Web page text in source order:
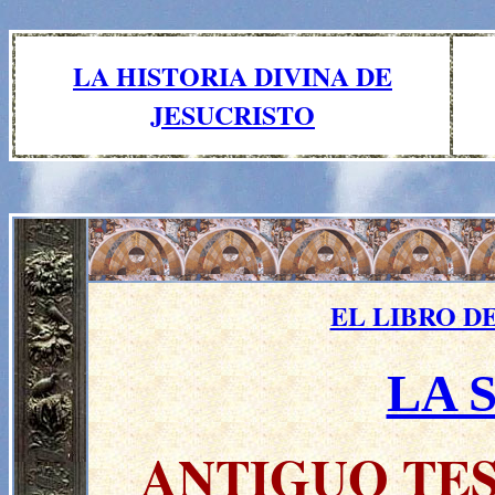
LA HISTORIA DIVINA DE
JESUCRISTO
EL LIBRO
LA
ANTIGUO